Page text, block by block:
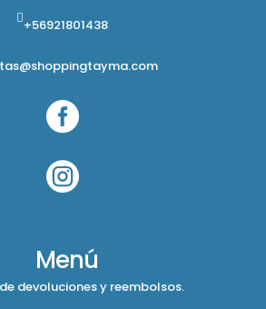
+56921801438


Menú
devoluciones y reembolsos.